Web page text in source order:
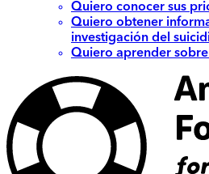
Quiero conocer sus
Quiero obtener
investigación del
Quiero aprender